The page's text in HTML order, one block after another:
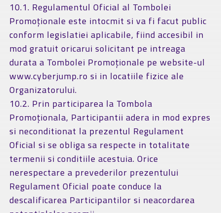
10.1. Regulamentul Oficial al Tombolei
Promoționale este intocmit si va fi facut public
conform legislatiei aplicabile, fiind accesibil in
mod gratuit oricarui solicitant pe intreaga
durata a Tombolei Promoționale pe website-ul
www.cyberjump.ro si in locatiile fizice ale
Organizatorului.
10.2. Prin participarea la Tombola
Promoționala, Participantii adera in mod expres
si neconditionat la prezentul Regulament
Oficial si se obliga sa respecte in totalitate
termenii si conditiile acestuia. Orice
nerespectare a prevederilor prezentului
Regulament Oficial poate conduce la
descalificarea Participantilor si neacordarea